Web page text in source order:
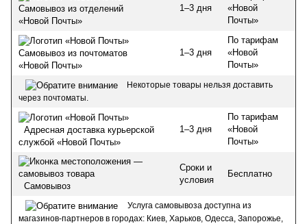
Самовывоз из отделений
«Новой Почты»
1–3 дня
«Новой
Почты»
Самовывоз из почтоматов
«Новой Почты»
1–3 дня
По тарифам
«Новой
Почты»
Некоторые товары нельзя доставить
через почтоматы.
Адресная доставка курьерской
службой «Новой Почты»
1–3 дня
По тарифам
«Новой
Почты»
Самовывоз
Сроки и
условия
Бесплатно
Услуга самовывоза доступна из
магазинов-партнеров в городах: Киев, Харьков, Одесса, Запорожье,